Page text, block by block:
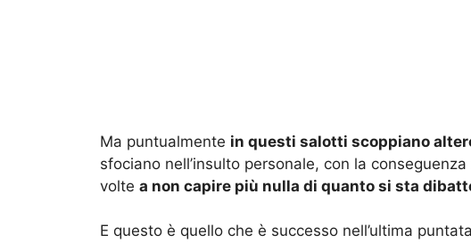
Ma puntualmente in questi salotti scoppiano
sfociano nell’insulto personale, con la
volte a non capire più nulla di quanto si sta
E questo è quello che è successo nell’ultima